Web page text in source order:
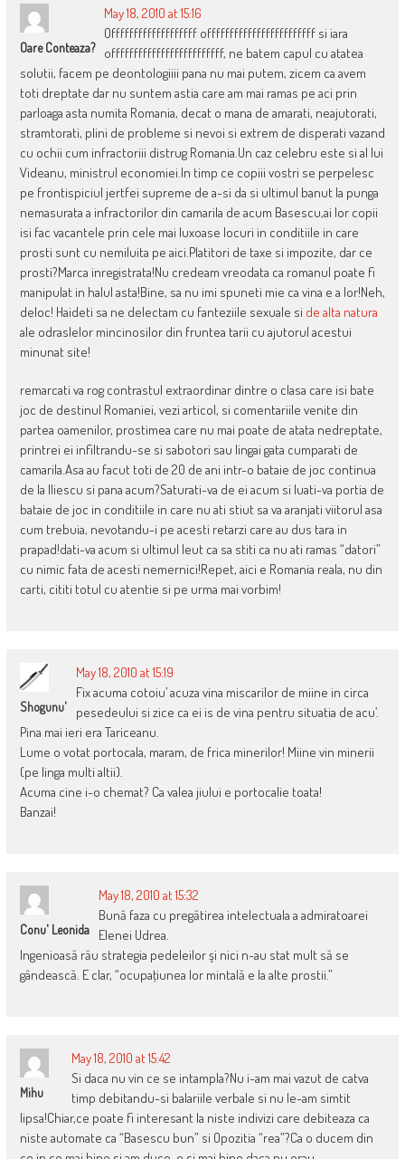
Oare Conteaza?
May 18, 2010 at 15:16
Offfffffffffffffffff offffffffffffffffffffffff si iara
offfffffffffffffffffffffff, ne batem capul cu atatea
solutii, facem pe deontologiiii pana nu mai putem, zicem ca avem
toti dreptate dar nu suntem astia care am mai ramas pe aci prin
parloaga asta numita Romania, decat o mana de amarati, neajutorati,
stramtorati, plini de probleme si nevoi si extrem de disperati vazand
cu ochii cum infractoriii distrug Romania.Un caz celebru este si al lui
Videanu, ministrul economiei.In timp ce copiii vostri se perpelesc
pe frontispiciul jertfei supreme de a-si da si ultimul banut la punga
nemasurata a infractorilor din camarila de acum Basescu,ai lor copii
isi fac vacantele prin cele mai luxoase locuri in conditiile in care
prosti sunt cu nemiluita pe aici.Platitori de taxe si impozite, dar ce
prosti?Marca inregistrata!Nu credeam vreodata ca romanul poate fi
manipulat in halul asta!Bine, sa nu imi spuneti mie ca vina e a lor!Neh,
deloc! Haideti sa ne delectam cu fanteziile sexuale si de alta natura
ale odraslelor mincinosilor din fruntea tarii cu ajutorul acestui
minunat site!
remarcati va rog contrastul extraordinar dintre o clasa care isi bate
joc de destinul Romaniei, vezi articol, si comentariile venite din
partea oamenilor, prostimea care nu mai poate de atata nedreptate,
printrei ei infiltrandu-se si sabotori sau lingai gata cumparati de
camarila.Asa au facut toti de 20 de ani intr-o bataie de joc continua
de la Iliescu si pana acum?Saturati-va de ei acum si luati-va portia de
bataie de joc in conditiile in care nu ati stiut sa va aranjati viitorul asa
cum trebuia, nevotandu-i pe acesti retarzi care au dus tara in
prapad!dati-va acum si ultimul leut ca sa stiti ca nu ati ramas “datori”
cu nimic fata de acesti nemernici!Repet, aici e Romania reala, nu din
carti, cititi totul cu atentie si pe urma mai vorbim!
Shogunu'
May 18, 2010 at 15:19
Fix acuma cotoiu’ acuza vina miscarilor de miine in circa
pesedeului si zice ca ei is de vina pentru situatia de acu’.
Pina mai ieri era Tariceanu.
Lume o votat portocala, maram, de frica minerilor! Miine vin minerii
(pe linga multi altii).
Acuma cine i-o chemat? Ca valea jiului e portocalie toata!
Banzai!
Conu' Leonida
May 18, 2010 at 15:32
Bună faza cu pregătirea intelectuala a admiratoarei
Elenei Udrea.
Ingenioasă rău strategia pedeleilor şi nici n-au stat mult să se
gândească. E clar, “ocupaţiunea lor mintală e la alte prostii.”
Mihu
May 18, 2010 at 15:42
Si daca nu vin ce se intampla?Nu i-am mai vazut de catva
timp debitandu-si balariile verbale si nu le-am simtit
lipsa!Chiar,ce poate fi interesant la niste indivizi care debiteaza ca
niste automate ca “Basescu bun” si Opozitia “rea”?Ca o ducem din